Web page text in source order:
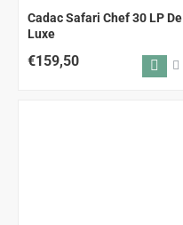
Cadac Safari Chef 30 LP De
Luxe
€159,50